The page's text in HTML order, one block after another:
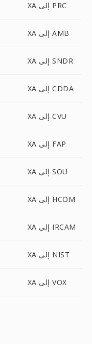
XA إلى PRC
XA إلى AMB
XA إلى SNDR
XA إلى CDDA
XA إلى CVU
XA إلى FAP
XA إلى SOU
XA إلى HCOM
XA إلى IRCAM
XA إلى NIST
XA إلى VOX